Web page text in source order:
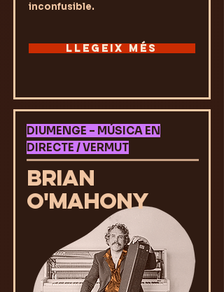
inconfusible.
LLEGEIX MÉS
DIUMENGE – MÚSICA EN
DIRECTE / VERMUT
BRIAN
O'MAHONY